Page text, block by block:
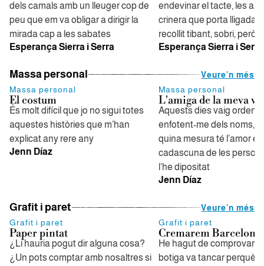
dels camals amb un lleuger cop de
peu que em va obligar a dirigir la
mirada cap a les sabates
Esperança Sierra i Serra
endevinar el tacte, les
crinera que porta lligada
recollit tibant, sobri, però
Esperança Sierra i Serra
Massa personal
Veure'n més
Massa personal
El costum
És molt difícil que jo no sigui totes
aquestes històries que m’han
explicat any rere any
Jenn Díaz
Massa personal
L'amiga de la meva
Aquests dies vaig
enfotent-me dels noms,
quina mesura té l’amor en
cadascuna de les
l’he dipositat
Jenn Díaz
Grafit i paret
Veure'n més
Grafit i paret
Paper pintat
¿Li hauria pogut dir alguna cosa?
¿Un pots comptar amb nosaltres si
Grafit i paret
Cremarem Barcelona
He hagut de comprovar
botiga va tancar perquè